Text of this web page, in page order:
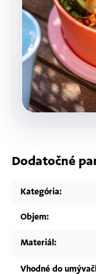
Dodatočné
Kategória:
Objem:
Materiál:
Vhodné do